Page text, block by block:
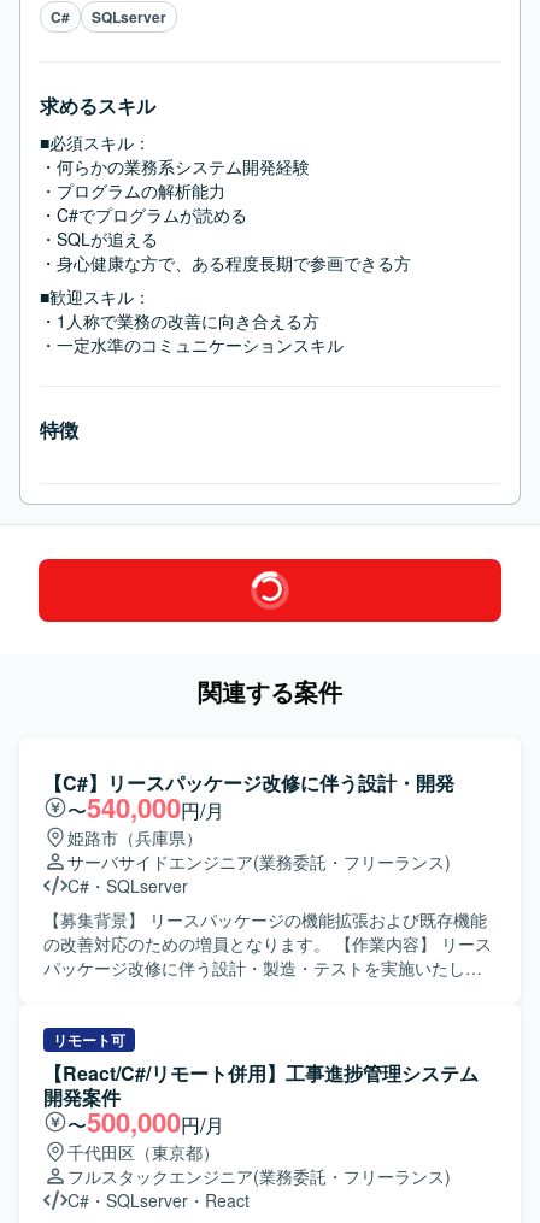
C# SQLserver
求めるスキル
■必須スキル：
・何らかの業務系システム開発経験
・プログラムの解析能力
・C#でプログラムが読める
・SQLが追える
・身心健康な方で、ある程度長期で参画できる方
■歓迎スキル：
・1人称で業務の改善に向き合える方
・一定水準のコミュニケーションスキル
特徴
関連する案件
【C#】リースパッケージ改修に伴う設計・開発
〜540,000円/月
姫路市（兵庫県）
サーバサイドエンジニア(業務委託・フリーランス)
C# ・ SQLserver
【募集背景】 リースパッケージの機能拡張および既存機能
の改善対応のための増員となります。 【作業内容】 リース
パッケージ改修に伴う設計・製造・テストを実施いたしま
仕様調整や課題対応など、関係者とのコミュニケーション
を伴う開発業務を担当していただきます。 【求める人物
像】 主体的に課題を発見し、能動的に行動できる方を求め
ております。 関係者と円滑にコミュニケーションを取りな
がら開発を進められる方を歓迎いたします。 【ポジション
の魅力】 業務パッケージの改修を通じて、アプリケーショ
ンとデータベース双方のスキルを磨くことができます。 仕
様調整や課題対応にも関わることで、上流工程の経験を積
リモート可
【React/C#/リモート併用】工事進捗管理システム
開発案件
〜500,000円/月
千代田区（東京都）
フルスタックエンジニア(業務委託・フリーランス)
C# ・ SQLserver ・ React